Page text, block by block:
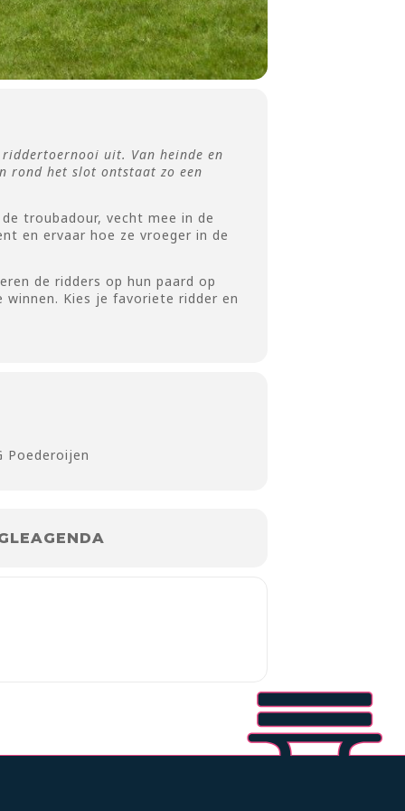
uit. Van heinde en
rond het slot ontstaat zo een
troubadour, vecht mee in de
en ervaar hoe ze vroeger in de
de ridders op hun paard op
Kies je favoriete ridder en
Poederoijen